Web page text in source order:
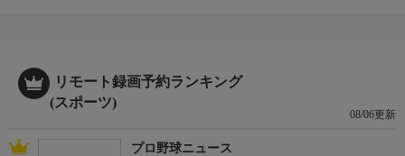
リモート録画予約ランキング
(スポーツ)
08/06更新
プロ野球ニュース